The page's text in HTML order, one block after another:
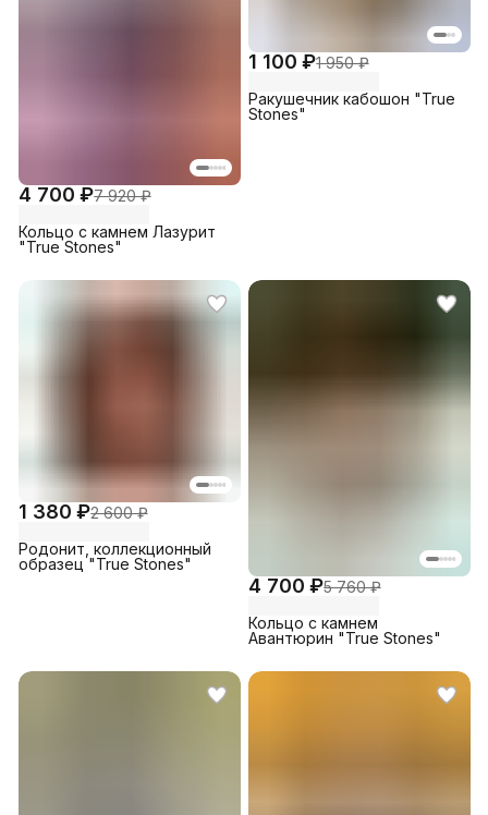
4 700 ₽7 920 ₽
Кольцо с камнем Лазурит
"True Stones"
1 100 ₽1 950 ₽
Ракушечник кабошон "True
Stones"
1 380 ₽2 600 ₽
Родонит, коллекционный
образец "True Stones"
4 700 ₽5 760 ₽
Кольцо с камнем
Авантюрин "True Stones"